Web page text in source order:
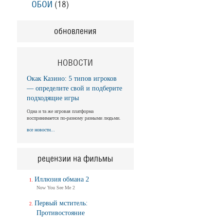
ОБОИ (18)
обновления
НОВОСТИ
Окак Казино: 5 типов игроков
— определите свой и подберите
подходящие игры
Одна и та же игровая платформа
воспринимается по-разному разными людьми.
все новости...
рецензии на фильмы
Иллюзия обмана 2
Now You See Me 2
Первый мститель:
Противостояние